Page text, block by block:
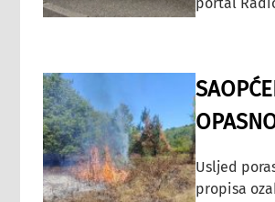
portal
Usljed
propisa